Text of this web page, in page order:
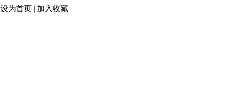
设为首页 | 加入收藏